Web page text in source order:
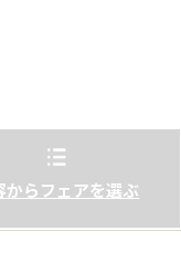
からフェアを選ぶ